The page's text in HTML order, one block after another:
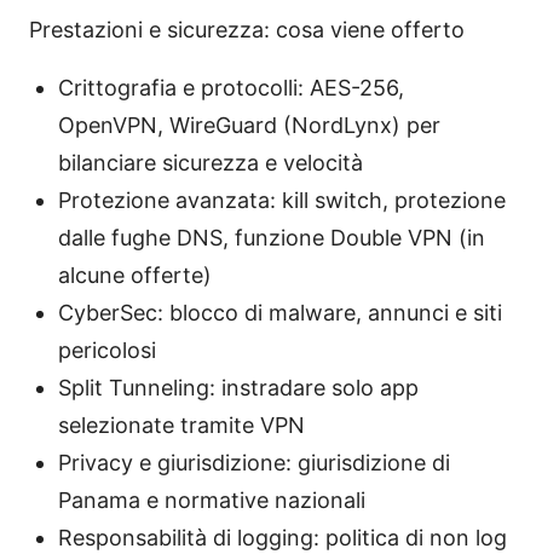
Prestazioni e sicurezza: cosa viene offerto
Crittografia e protocolli: AES-256,
OpenVPN, WireGuard (NordLynx) per
bilanciare sicurezza e velocità
Protezione avanzata: kill switch, protezione
dalle fughe DNS, funzione Double VPN (in
alcune offerte)
CyberSec: blocco di malware, annunci e siti
pericolosi
Split Tunneling: instradare solo app
selezionate tramite VPN
Privacy e giurisdizione: giurisdizione di
Panama e normative nazionali
Responsabilità di logging: politica di non log